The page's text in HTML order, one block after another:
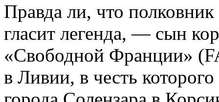
Правда ли, что
гласит легенда, — сын
«Свободной Франции»
в Ливии, в честь